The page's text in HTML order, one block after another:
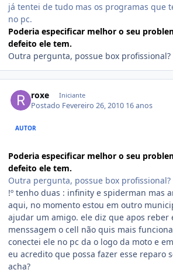
já tentei de tudo mas os programas que
no pc.
Poderia especificar melhor o seu
defeito ele tem.
Outra pergunta, possue box profissional?
roxe Iniciante
Postado Fevereiro 26, 2010 16 anos
AUTOR
Poderia especificar melhor o seu
defeito ele tem.
Outra pergunta, possue box profissional?
!º tenho duas : infinity e spiderman mas
aqui, no momento estou em outro
ajudar um amigo. ele diz que apos reber
menssagem o cell não quis mais
conectei ele no pc da o logo da moto e
eu acredito que possa fazer esse reparo
acha?